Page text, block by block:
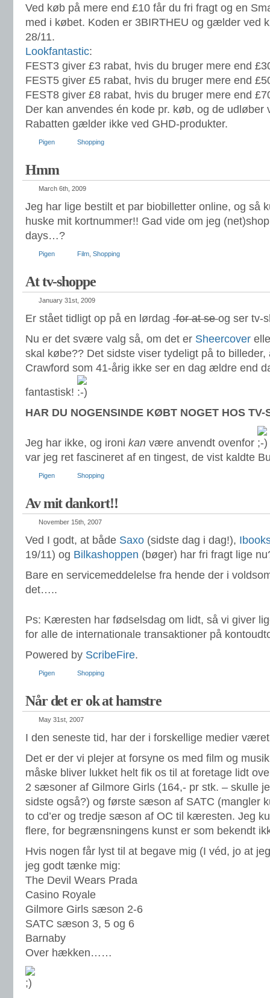
Ved køb på mere end £10 får du fri fragt og en
med i købet. Koden er 3BIRTHEU og gælder ved
28/11.
Lookfantastic:
FEST3 giver £3 rabat, hvis du bruger mere end
FEST5 giver £5 rabat, hvis du bruger mere end
FEST8 giver £8 rabat, hvis du bruger mere end
Der kan anvendes én kode pr. køb, og de udløber
Rabatten gælder ikke ved GHD-produkter.
Pigen Shopping
Hmm
March 6th, 2009
Jeg har lige bestilt et par biobilletter online, og så
huske mit kortnummer!! Gad vide om jeg
days…?
Pigen Film Shopping
At tv-shoppe
January 31st, 2009
Er stået tidligt op på en lørdag for at seog ser tv-
Nu er det svære valg så, om det er Sheercover
skal købe?? Det sidste viser tydeligt på to billeder,
Crawford som 41-årig ikke ser en dag ældre end
fantastisk!
HAR DU NOGENSINDE KØBT NOGET HOS TV-
Jeg har ikke, og ironi kan være anvendt ovenfor
var jeg ret fascineret af en tingest, de vist kaldte
Pigen Shopping
Av mit dankort!!
November 15th, 2007
Ved I godt, at både Saxo (sidste dag i dag!),
19/11) og Bilkashoppen (bøger) har fri fragt lige
Bare en servicemeddelelse fra hende der i
det…..
Ps: Kæresten har fødselsdag om lidt, så vi giver
for alle de internationale transaktioner på
Powered by ScribeFire.
Pigen Shopping
Når det er ok at hamstre
May 31st, 2007
I den seneste tid, har der i forskellige medier
Det er der vi plejer at forsyne os med film og
måske bliver lukket helt fik os til at foretage lidt
2 sæsoner af Gilmore Girls (164,- pr stk. – skulle
sidste også?) og første sæson af SATC (mangler
to cd’er og tredje sæson af OC til kæresten. Jeg
flere, for begrænsningens kunst er som bekendt
Hvis nogen får lyst til at begave mig (I véd, jo at
jeg godt tænke mig:
The Devil Wears Prada
Casino Royale
Gilmore Girls sæson 2-6
SATC sæson 3, 5 og 6
Barnaby
Over hækken……